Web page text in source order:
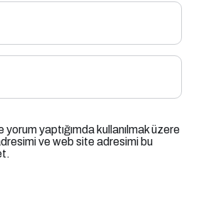
yaptığımda kullanılmak üzere
ve web site adresimi bu